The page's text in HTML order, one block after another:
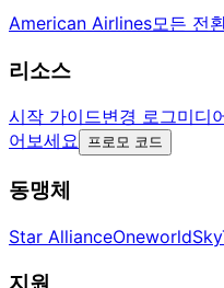
American Airlines모든 전
리소스
시작 가이드변경 로그미디
어보세요
프로모 코드
동맹체
Star AllianceOneworld